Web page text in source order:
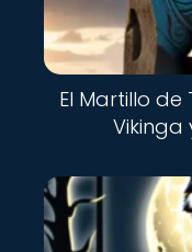
El Martillo de
Vikinga